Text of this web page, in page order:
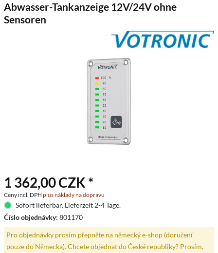
Abwasser-Tankanzeige 12V/24V ohne
Sensoren
1 362,00 CZK *
Ceny incl. DPH plus náklady na dopravu
Sofort lieferbar. Lieferzeit 2-4 Tage.
Číslo objednávky: 801170
Pro objednávky prosím přepněte na německý e-shop (doručení
pouze do Německa). Chcete objednat do České republiky? Prosím,